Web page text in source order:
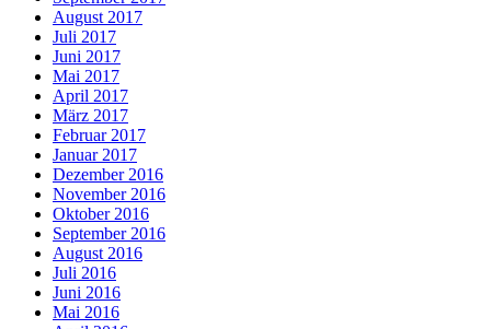
August 2017
Juli 2017
Juni 2017
Mai 2017
April 2017
März 2017
Februar 2017
Januar 2017
Dezember 2016
November 2016
Oktober 2016
September 2016
August 2016
Juli 2016
Juni 2016
Mai 2016